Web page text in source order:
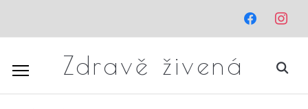
facebook
Zdravě živená